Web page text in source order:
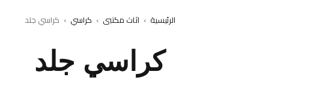
الرئيسية › اثاث مكتبى › كراسي › كراسي جلد
كراسي جلد